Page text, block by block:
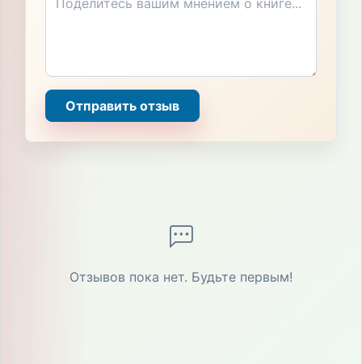
Отправить отзыв
Отзывов пока нет. Будьте первым!